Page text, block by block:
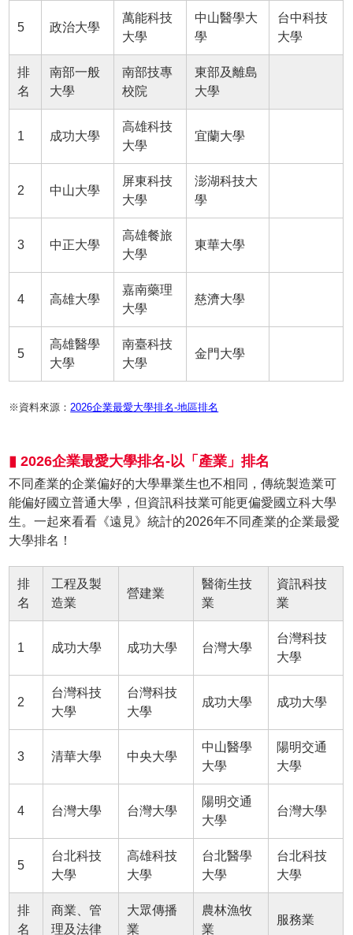
5 政治大學
萬能科技
大學
中山醫學大
學
台中科技
大學
排
名
南部一般
大學
南部技專
校院
東部及離島
大學
1 成功大學
高雄科技
大學
宜蘭大學
2 中山大學
屏東科技
大學
澎湖科技大
學
3 中正大學
高雄餐旅
大學
東華大學
4 高雄大學
嘉南藥理
大學
慈濟大學
5
高雄醫學
大學
南臺科技
大學
金門大學
※資料來源： 2026企業最愛大學排名-地區排名
▮ 2026企業最愛大學排名-以「產業」排名
不同產業的企業偏好的大學畢業生也不相同，傳統製造業可
能偏好國立普通大學，但資訊科技業可能更偏愛國立科大學
生。一起來看看《遠見》統計的2026年不同產業的企業最愛
大學排名！
排
名
工程及製
造業
營建業
醫衛生技
業
資訊科技
業
1 成功大學 成功大學 台灣大學
台灣科技
大學
2
台灣科技
大學
台灣科技
大學
成功大學 成功大學
3 清華大學 中央大學
中山醫學
大學
陽明交通
大學
4 台灣大學 台灣大學
陽明交通
大學
台灣大學
5
台北科技
大學
高雄科技
大學
台北醫學
大學
台北科技
大學
排
名
商業、管
理及法律
大眾傳播
業
農林漁牧
業
服務業